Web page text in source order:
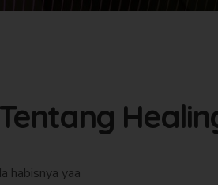
habisnya yaa